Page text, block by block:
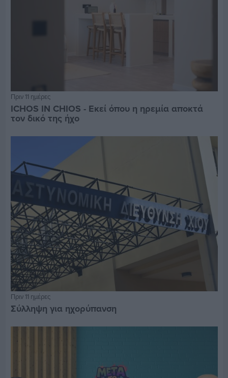
Πριν 11 ημέρες
ICHOS IN CHIOS - Εκεί όπου η ηρεμία αποκτά
τον δικό της ήχο
Πριν 11 ημέρες
Σύλληψη για ηχορύπανση